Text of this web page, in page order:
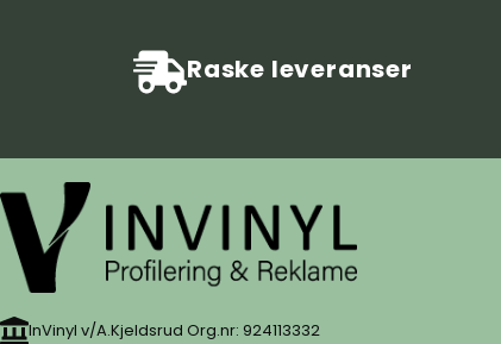
Raske leveranser
InVinyl v/A.Kjeldsrud Org.nr: 924113332